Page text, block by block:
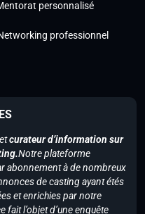
personnalisé
professionnel
curateur d’information sur
Notre plateforme
abonnement à de nombreux
de casting ayant étés
et enrichies par notre
fait l’objet d’une enquête